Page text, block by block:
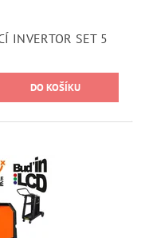
INVERTOR SET 5